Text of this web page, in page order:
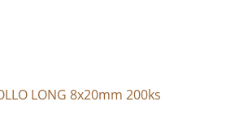
LONG 8x20mm 200ks